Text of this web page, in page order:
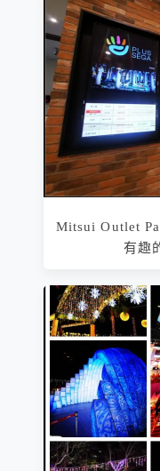
Mitsui Outlet
有趣